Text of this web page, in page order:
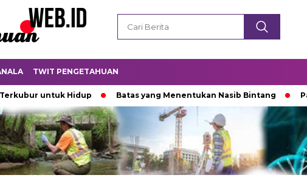
TWIT PENGETAHUAN
Hidup Batas yang Menentukan Nasib Bintang Padamnya